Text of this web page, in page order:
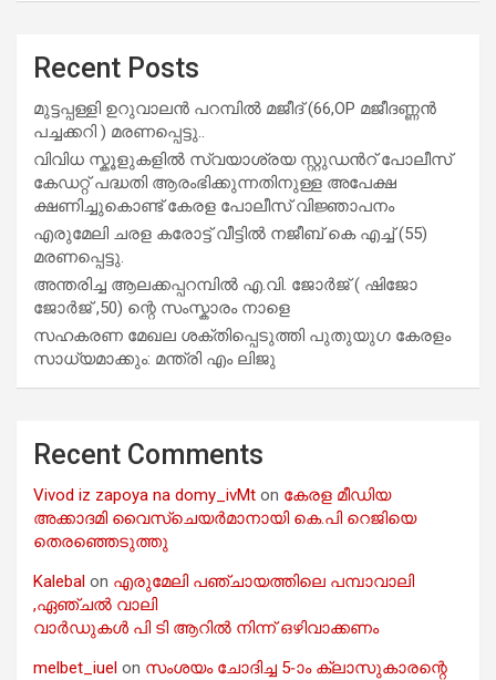
Recent Posts
മുട്ടപ്പള്ളി ഉറുവാലൻ പറമ്പിൽ മജീദ് (66,OP മജീദണ്ണൻ
പച്ചക്കറി ) മരണപ്പെട്ടു..
വിവിധ സ്കൂളുകളില്‍ സ്വയാശ്രയ സ്റ്റുഡന്‍റ് പോലീസ്
കേഡറ്റ് പദ്ധതി ആരംഭിക്കുന്നതിനുള്ള അപേക്ഷ
ക്ഷണിച്ചുകൊണ്ട് കേരള പോലീസ് വിജ്ഞാപനം
എരുമേലി ചരള കരോട്ട് വീട്ടിൽ നജീബ് കെ എച്ച് (55)
മരണപ്പെട്ടു.
അന്തരിച്ച ആ​ല​ക്ക​പ്പ​റമ്പിൽ​ എ.​വി. ജോ​ർ​ജ് ( ഷിജോ
ജോർജ് ,50) ന്റെ സംസ്കാരം നാളെ
സഹകരണ മേഖല ശക്തിപ്പെടുത്തി പുതുയുഗ കേരളം
സാധ്യമാക്കും: മന്ത്രി എം ലിജു
Recent Comments
Vivod iz zapoya na domy_ivMt on കേരള മീഡിയ
അക്കാദമി വൈസ്ചെയർമാനായി കെ.പി റെജിയെ
തെരഞ്ഞെടുത്തു
Kalebal on എരുമേലി പഞ്ചായത്തിലെ പമ്പാവാലി
,ഏഞ്ചൽ വാലി
വാർഡുകൾ പി ടി ആറിൽ നിന്ന് ഒഴിവാക്കണം
melbet_iuel on സംശയം ചോദിച്ച 5-ാം ക്ലാസുകാരന്റെ